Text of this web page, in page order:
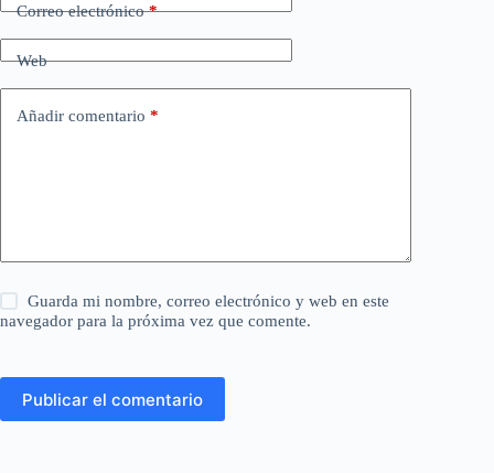
Correo electrónico*
Web
Añadir comentario *
Guarda mi nombre, correo electrónico y web en este
navegador para la próxima vez que comente.
Publicar el comentario